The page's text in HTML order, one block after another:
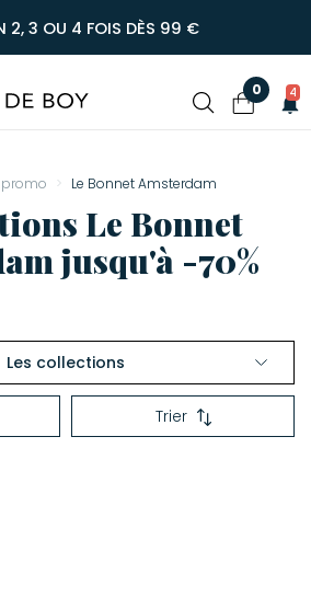
2, 3 OU 4 FOIS DÈS 99 €
0 4
promo Le Bonnet Amsterdam
Le Bonnet
jusqu'à -70%
Les collections
Trier